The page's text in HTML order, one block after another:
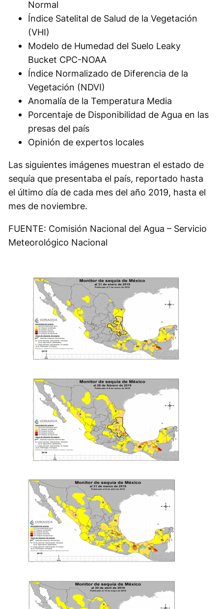
Normal
Índice Satelital de Salud de la Vegetación
(VHI)
Modelo de Humedad del Suelo Leaky
Bucket CPC-NOAA
Índice Normalizado de Diferencia de la
Vegetación (NDVI)
Anomalía de la Temperatura Media
Porcentaje de Disponibilidad de Agua en las
presas del país
Opinión de expertos locales
Las siguientes imágenes muestran el estado de
sequía que presentaba el país, reportado hasta
el último día de cada mes del año 2019, hasta el
mes de noviembre.
FUENTE: Comisión Nacional del Agua – Servicio
Meteorológico Nacional